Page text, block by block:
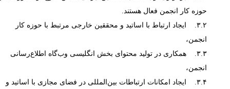
حوزه کار انجمن فعال هستند.
۳.۲. ایجاد ارتباط با اساتید و محققین خارجی مرتبط با حوزه کار
انجمن،
۳.۳. همکاری در تولید محتوای بخش انگلیسی وب‌گاه اطلاع‌رسانی
انجمن،
۳.۴. ایجاد امکانات ارتباطات بین‌المللی در فضای مجازی با اساتید و